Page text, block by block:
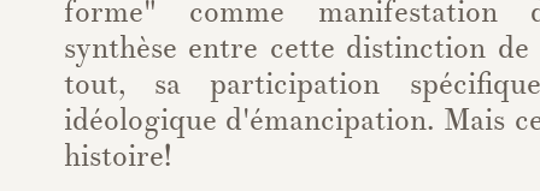
forme" comme manifestation
synthèse entre cette distinction
tout, sa participation
idéologique d'émancipation. Mais
histoire!